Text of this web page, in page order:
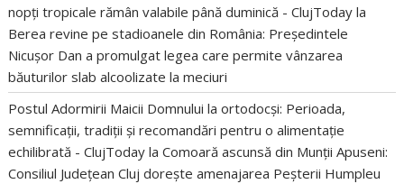
nopți tropicale rămân valabile până duminică - ClujToday la
Berea revine pe stadioanele din România: Președintele
Nicușor Dan a promulgat legea care permite vânzarea
băuturilor slab alcoolizate la meciuri
Postul Adormirii Maicii Domnului la ortodocși: Perioada,
semnificații, tradiții și recomandări pentru o alimentație
echilibrată - ClujToday laComoară ascunsă din Munții Apuseni:
Consiliul Județean Cluj dorește amenajarea Peșterii Humpleu